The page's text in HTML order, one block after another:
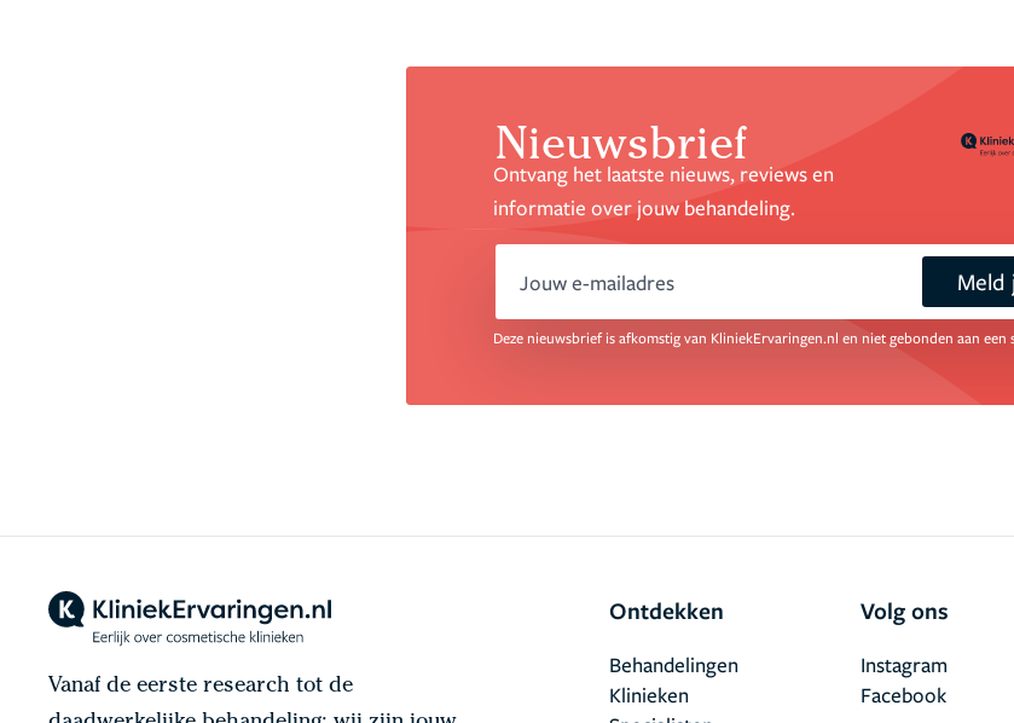
Nieuwsbrief
Ontvang het laatste nieuws, reviews en
informatie over jouw behandeling.
email Meld
Deze nieuwsbrief is afkomstig van KliniekErvaringen.nl en niet gebonden aan een
Vanaf de eerste research tot de
Ontdekken
Behandelingen
Klinieken
Volg ons
Facebook
Instagram